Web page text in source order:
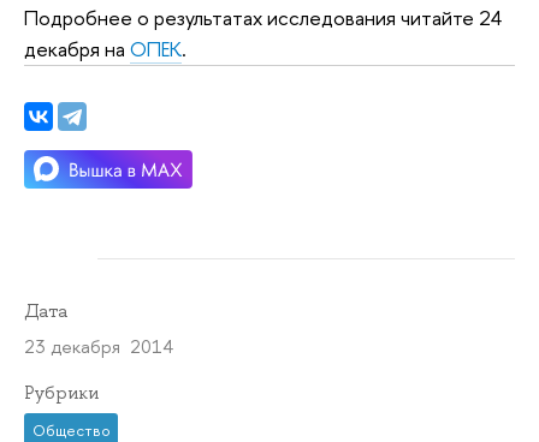
Подробнее о результатах исследования читайте 24
декабря на ОПЕК.
Дата
23 декабря 2014
Рубрики
Общество